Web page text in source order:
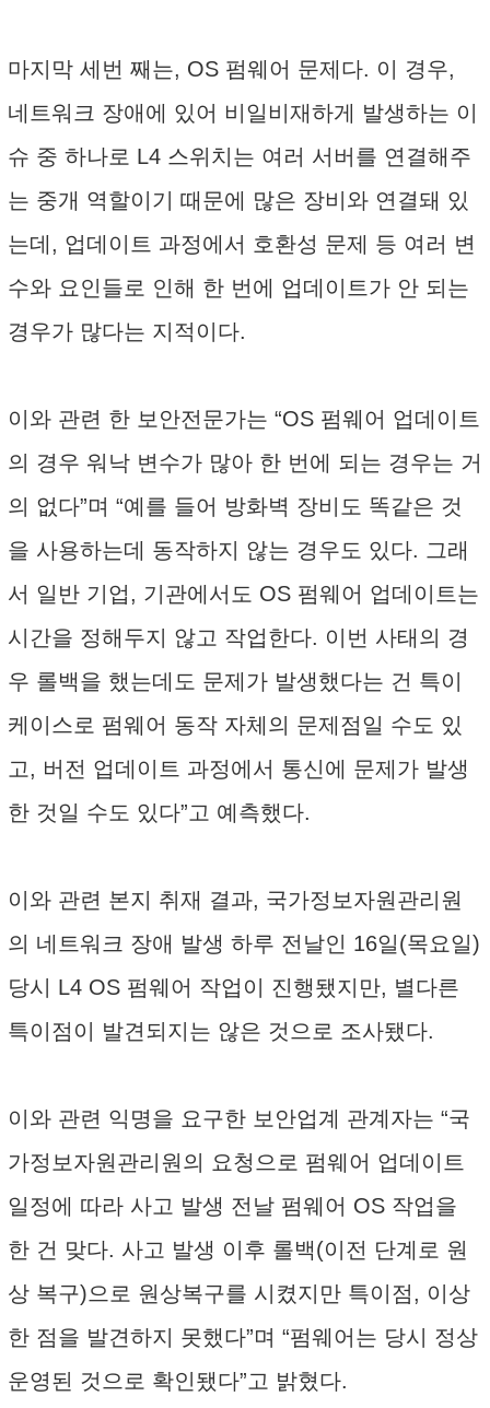
마지막 세번 째는, OS 펌웨어 문제다. 이 경우,
네트워크 장애에 있어 비일비재하게 발생하는 이
슈 중 하나로 L4 스위치는 여러 서버를 연결해주
는 중개 역할이기 때문에 많은 장비와 연결돼 있
는데, 업데이트 과정에서 호환성 문제 등 여러 변
수와 요인들로 인해 한 번에 업데이트가 안 되는
경우가 많다는 지적이다.
이와 관련 한 보안전문가는 “OS 펌웨어 업데이트
의 경우 워낙 변수가 많아 한 번에 되는 경우는 거
의 없다”며 “예를 들어 방화벽 장비도 똑같은 것
을 사용하는데 동작하지 않는 경우도 있다. 그래
서 일반 기업, 기관에서도 OS 펌웨어 업데이트는
시간을 정해두지 않고 작업한다. 이번 사태의 경
우 롤백을 했는데도 문제가 발생했다는 건 특이
케이스로 펌웨어 동작 자체의 문제점일 수도 있
고, 버전 업데이트 과정에서 통신에 문제가 발생
한 것일 수도 있다”고 예측했다.
이와 관련 본지 취재 결과, 국가정보자원관리원
의 네트워크 장애 발생 하루 전날인 16일(목요일)
당시 L4 OS 펌웨어 작업이 진행됐지만, 별다른
특이점이 발견되지는 않은 것으로 조사됐다.
이와 관련 익명을 요구한 보안업계 관계자는 “국
가정보자원관리원의 요청으로 펌웨어 업데이트
일정에 따라 사고 발생 전날 펌웨어 OS 작업을
한 건 맞다. 사고 발생 이후 롤백(이전 단계로 원
상 복구)으로 원상복구를 시켰지만 특이점, 이상
한 점을 발견하지 못했다”며 “펌웨어는 당시 정상
운영된 것으로 확인됐다”고 밝혔다.